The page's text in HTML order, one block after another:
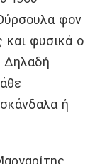
φον
και φυσικά ο
Δηλαδή
ή